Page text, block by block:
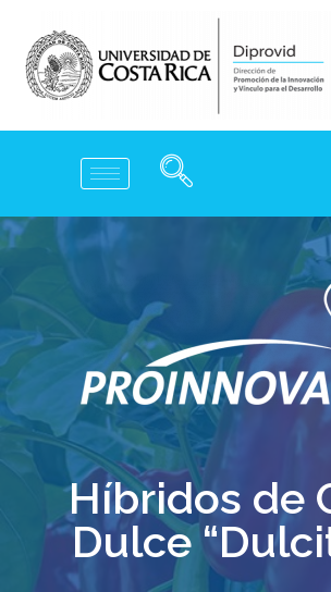
Híbridos de
Dulce